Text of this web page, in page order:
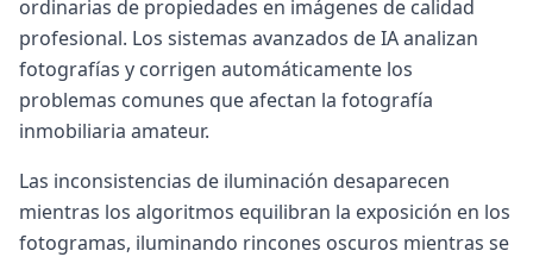
ordinarias de propiedades en imágenes de calidad
profesional. Los sistemas avanzados de IA analizan
fotografías y corrigen automáticamente los
problemas comunes que afectan la fotografía
inmobiliaria amateur.
Las inconsistencias de iluminación desaparecen
mientras los algoritmos equilibran la exposición en los
fotogramas, iluminando rincones oscuros mientras se